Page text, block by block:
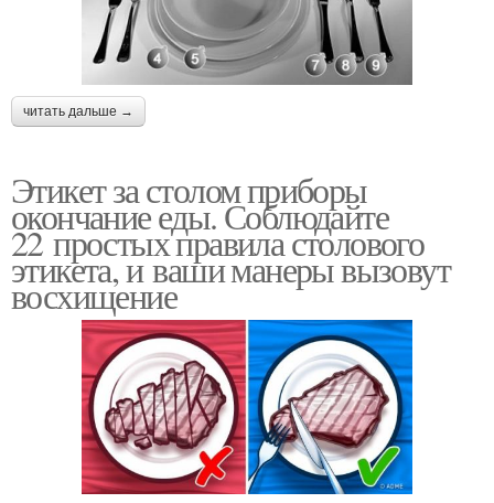
читать дальше →
Этикет за столом приборы
окончание еды. Соблюдайте
22 простых правила столового
этикета, и ваши манеры вызовут
восхищение